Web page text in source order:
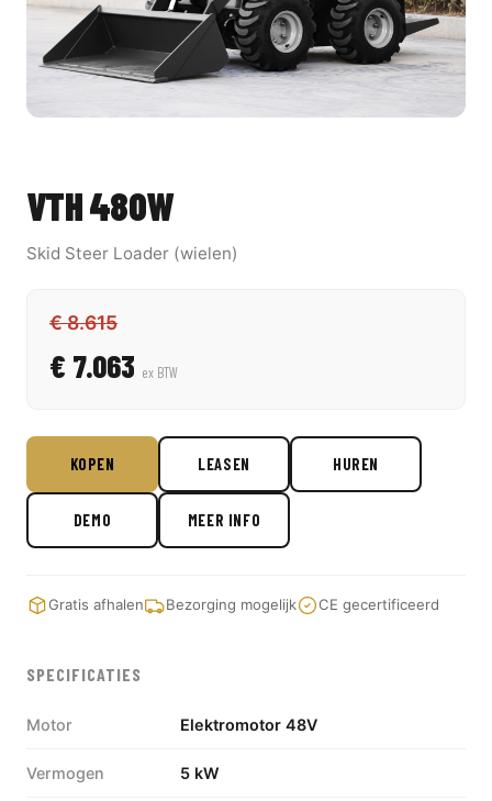
VTH 480W
Skid Steer Loader (wielen)
€ 8.615
€ 7.063 ex BTW
KOPEN LEASEN HUREN
DEMO MEER INFO
Gratis afhalen Bezorging mogelijk CE gecertificeerd
SPECIFICATIES
Motor Elektromotor 48V
Vermogen 5 kW